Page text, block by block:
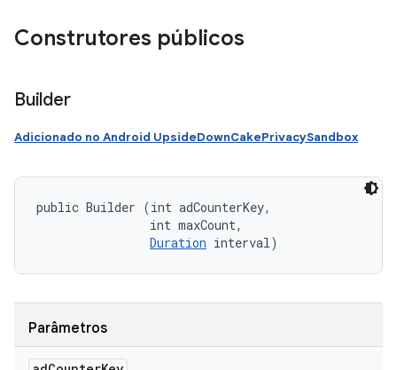
Construtores públicos
Builder
Adicionado no Android UpsideDownCakePrivacySandbox
public Builder (int adCounterKey,
                int maxCount,
Duration interval)
Parâmetros